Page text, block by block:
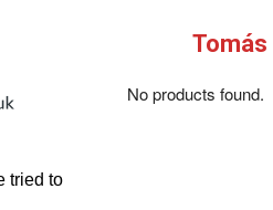
No products found.